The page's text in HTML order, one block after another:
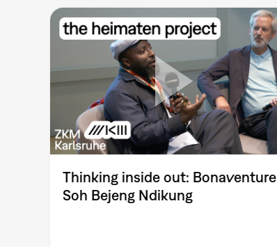
Thinking inside out: Bonaventure
Soh Bejeng Ndikung